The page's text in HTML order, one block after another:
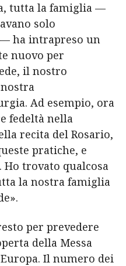
tutta la famiglia —
solo
ha intrapreso un
nuovo per
il nostro
Ad esempio, ora
fedeltà nella
recita del Rosario,
pratiche, e
trovato qualcosa
la nostra famiglia
per prevedere
della Messa
Il numero dei